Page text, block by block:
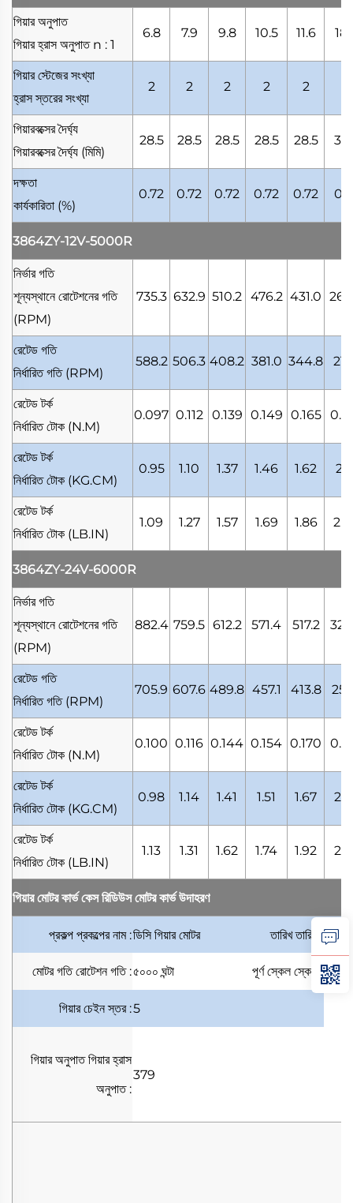
গিয়ার অনুপাত
গিয়ার হ্রাস অনুপাত n : 1
6.8 7.9 9.8 10.5 11.6
গিয়ার স্টেজের সংখ্যা
হ্রাস স্তরের সংখ্যা
2 2 2 2 2
গিয়ারবক্সের দৈর্ঘ্য
গিয়ারবক্সের দৈর্ঘ্য (মিমি)
28.5 28.5 28.5 28.5 28.5
দক্ষতা
কার্যকারিতা (%)
0.72 0.72 0.72 0.72 0.72
3864ZY-12V-5000R
নির্ভার গতি
শূন্যস্থানে রোটেশনের গতি
(RPM)
735.3 632.9 510.2 476.2 431.0
রেটেড গতি
নির্ধারিত গতি (RPM)
588.2 506.3 408.2 381.0 344.8
রেটেড টর্ক
নির্ধারিত টোক (N.M)
0.097 0.112 0.139 0.149 0.165
রেটেড টর্ক
নির্ধারিত টোক (KG.CM)
0.95 1.10 1.37 1.46 1.62
রেটেড টর্ক
নির্ধারিত টোক (LB.IN)
1.09 1.27 1.57 1.69 1.86
3864ZY-24V-6000R
নির্ভার গতি
শূন্যস্থানে রোটেশনের গতি
(RPM)
882.4 759.5 612.2 571.4 517.2
রেটেড গতি
নির্ধারিত গতি (RPM)
705.9 607.6 489.8 457.1 413.8
রেটেড টর্ক
নির্ধারিত টোক (N.M)
0.100 0.116 0.144 0.154 0.170
রেটেড টর্ক
নির্ধারিত টোক (KG.CM)
0.98 1.14 1.41 1.51 1.67
রেটেড টর্ক
নির্ধারিত টোক (LB.IN)
1.13 1.31 1.62 1.74 1.92
গিয়ার মোটর কার্ভ কেসরিডিউস মোটর কার্ভ উদাহরণ
প্রকল্প প্রকল্পের নাম :ডিসি গিয়ার মোটর তারিখতারিখ :
মোটর গতিরোটেশন গতি :৫০০০ ঘন্টা পূর্ণ স্কেলস্কেল :
গিয়ার চেইনস্তর :5
গিয়ার অনুপাতগিয়ার হ্রাস
অনুপাত :
379